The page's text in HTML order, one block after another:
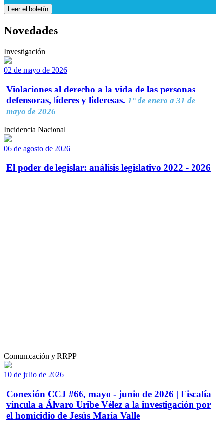
Leer el boletín
Novedades
Investigación
02 de mayo de 2026
Violaciones al derecho a la vida de las personas
defensoras, líderes y lideresas. 1° de enero a 31 de
mayo de 2026
Incidencia Nacional
06 de agosto de 2026
El poder de legislar: análisis legislativo 2022 - 2026
Comunicación y RRPP
10 de julio de 2026
Conexión CCJ #66, mayo - junio de 2026 | Fiscalía
vincula a Álvaro Uribe Vélez a la investigación por
el homicidio de Jesús María Valle